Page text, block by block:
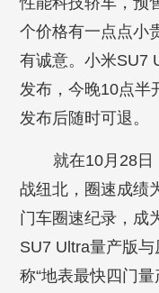
个价格有一点点小
有诚意。小米SU7
发布，今晚10点半
发布后随时可退。
就在10月28日
战纽北，圈速成绩
门车圈速纪录，成
SU7 Ultra量产版
称“地表最快四门